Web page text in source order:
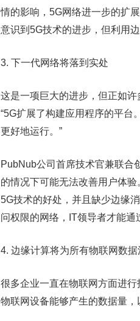
情的影响，5G网络进一步的扩
意识到5G技术的进步，但利用
3. 下一代网络将落到实处
这是一项巨大的进步，但正如
“5G扩展了构建应用程序的平台
更好地运行。”
PubNub公司首席技术官兼联合
的情况下可能无法改善用户体
5G技术的好处，并且缺少边缘
问权限的网络，IT领导者才能通
4. 边缘计算将为所有物联网数据
很多企业一直在物联网方面进
物联网设备能够产生的数据量